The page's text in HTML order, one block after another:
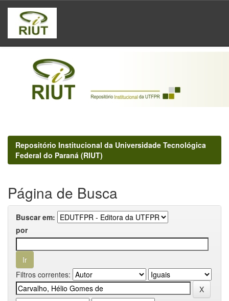
Skip
navigation
Repositório Institucional da Universidade Tecnológica
Federal do Paraná (RIUT)
Página de Busca
Buscar em:
por
Filtros correntes: